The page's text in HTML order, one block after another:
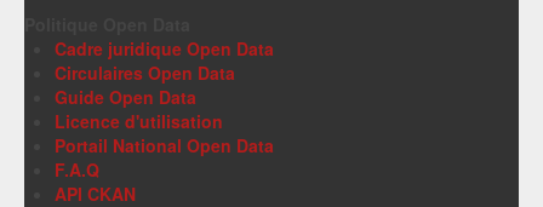
Cadre juridique Open Data
Circulaires Open Data
Guide Open Data
Licence d'utilisation
Portail National Open Data
F.A.Q
API CKAN